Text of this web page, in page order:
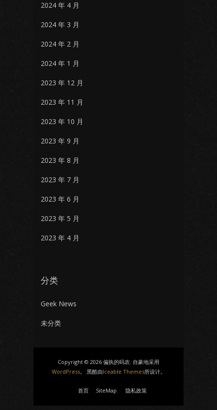
2024 年 4 月
2024 年 3 月
2024 年 2 月
2024 年 1 月
2023 年 12 月
2023 年 11 月
2023 年 10 月
2023 年 9 月
2023 年 8 月
2023 年 7 月
2023 年 6 月
2023 年 5 月
2023 年 4 月
分类
Geek News
未分类
Copyright © 2026 偏执的码农. 自豪地采用
WordPress。 黑酷由Iceable Themes所设计。
首页 SiteMap 隐私政策